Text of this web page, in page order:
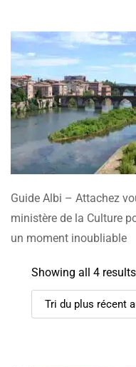
Guide Albi – Attachez
ministère de la Culture
un moment inoubliable
Showing all 4 results